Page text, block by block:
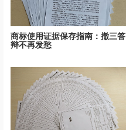
商标使用证据保存指南：撤三答
辩不再发愁